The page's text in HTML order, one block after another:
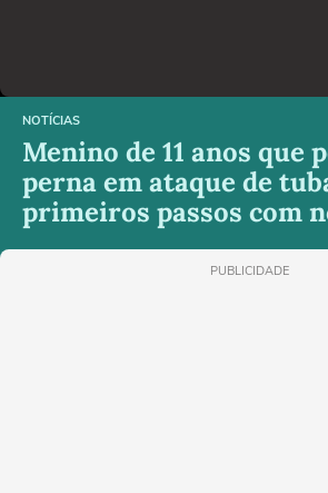
NOTÍCIAS
Menino de 11 anos que
perna em ataque de
primeiros passos com
PUBLICIDADE